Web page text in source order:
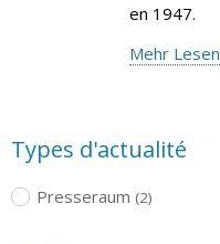
en 1947.
Mehr Lesen
Types d'actualité
Presseraum (2)